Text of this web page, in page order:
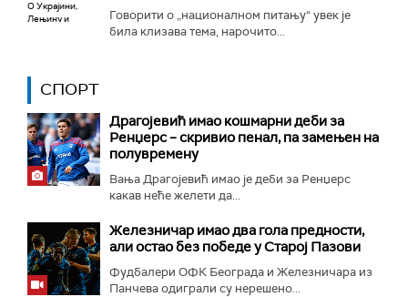
Говорити о „националном питању“ увек је
била клизава тема, нарочито...
СПОРТ
Драгојевић имао кошмарни деби за
Ренџерс – скривио пенал, па замењен на
полувремену
Вања Драгојевић имао је деби за Ренџерс
какав неће желети да...
Железничар имао два гола предности,
али остао без победе у Старој Пазови
Фудбалери ОФК Београда и Железничара из
Панчева одиграли су нерешено...